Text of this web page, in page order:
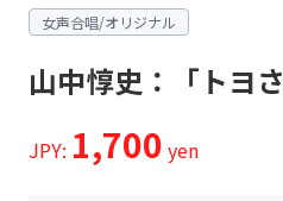
女声合唱/オリジナル
山中惇史：「トヨ
JPY: 1,700 yen